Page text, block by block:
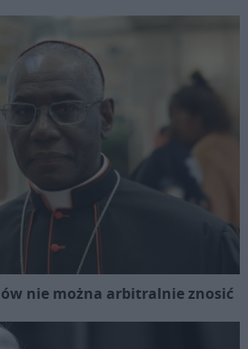
nie można arbitralnie znosić